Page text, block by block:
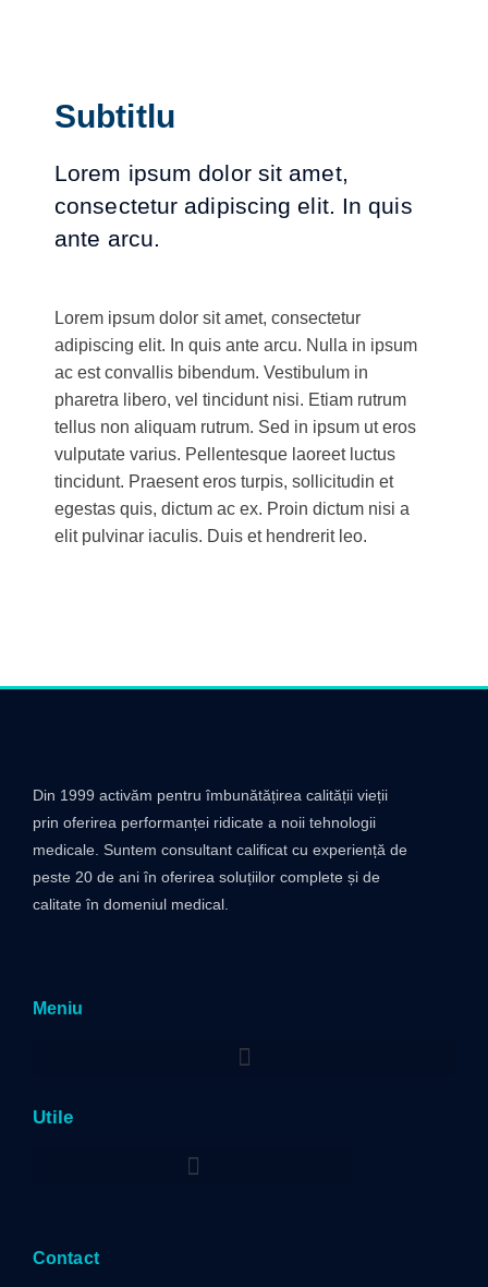
Subtitlu
Lorem ipsum dolor sit amet,
consectetur adipiscing elit. In quis
ante arcu.
Lorem ipsum dolor sit amet, consectetur
adipiscing elit. In quis ante arcu. Nulla in ipsum
ac est convallis bibendum. Vestibulum in
pharetra libero, vel tincidunt nisi. Etiam rutrum
tellus non aliquam rutrum. Sed in ipsum ut eros
vulputate varius. Pellentesque laoreet luctus
tincidunt. Praesent eros turpis, sollicitudin et
egestas quis, dictum ac ex. Proin dictum nisi a
elit pulvinar iaculis. Duis et hendrerit leo.
Din 1999 activăm pentru îmbunătățirea calității vieții
prin oferirea performanței ridicate a noii tehnologii
medicale. Suntem consultant calificat cu experiență de
peste 20 de ani în oferirea soluțiilor complete și de
calitate în domeniul medical.
Meniu
Utile
Contact